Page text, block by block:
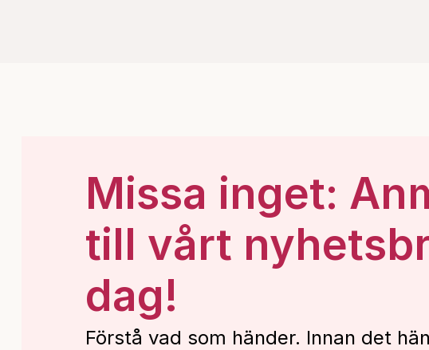
Missa inget:
till vårt
dag!
Förstå vad som händer. Innan det